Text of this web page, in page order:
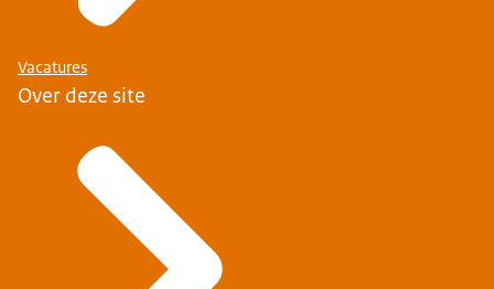
Vacatures
Over deze site